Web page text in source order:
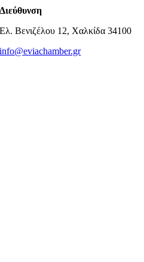
Διεύθυνση
Ελ. Βενιζέλου 12, Χαλκίδα 34100
info@eviachamber.gr